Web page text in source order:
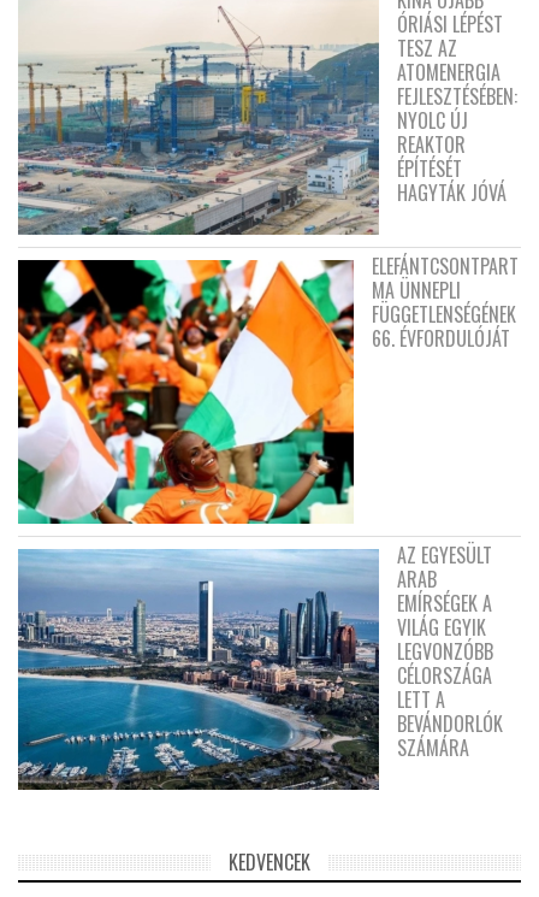
ÓRIÁSI LÉPÉST
TESZ AZ
ATOMENERGIA
FEJLESZTÉSÉBEN:
NYOLC ÚJ
REAKTOR
ÉPÍTÉSÉT
HAGYTÁK JÓVÁ
ELEFÁNTCSONTPART
MA ÜNNEPLI
FÜGGETLENSÉGÉNEK
66. ÉVFORDULÓJÁT
AZ EGYESÜLT
ARAB
EMÍRSÉGEK A
VILÁG EGYIK
LEGVONZÓBB
CÉLORSZÁGA
LETT A
BEVÁNDORLÓK
SZÁMÁRA
KEDVENCEK